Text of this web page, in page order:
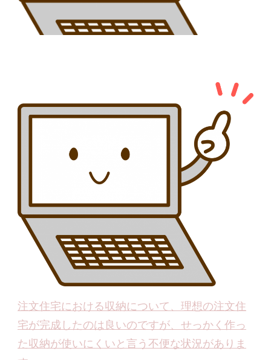
注文住宅における収納について、理想の注文住
宅が完成したのは良いのですが、せっかく作っ
た収納が使いにくいと言う不便な状況がありま